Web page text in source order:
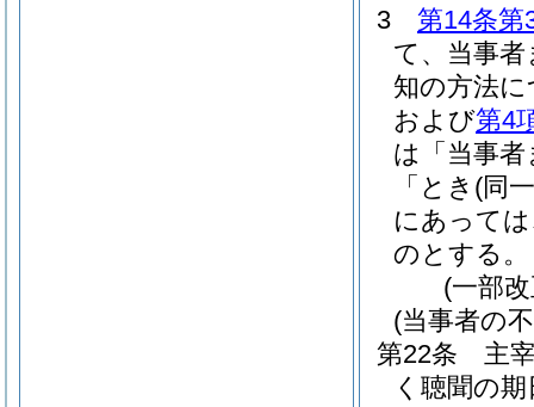
3
第14条第
て、当事
知の方法
および第4
は「当事
「とき (同
にあって
のとする。
(一部
(当事者の
第22条
主
く聴聞の